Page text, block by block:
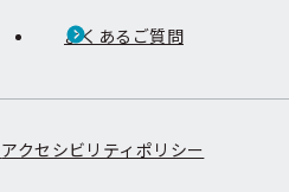
よくあるご質問
アクセシビリティポリシー